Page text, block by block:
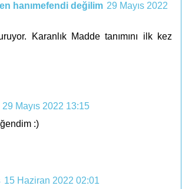
hanımefendi değilim 29 Mayıs 2022
Karanlık Madde tanımını ilk kez
29 Mayıs 2022 13:15
:)
15 Haziran 2022 02:01